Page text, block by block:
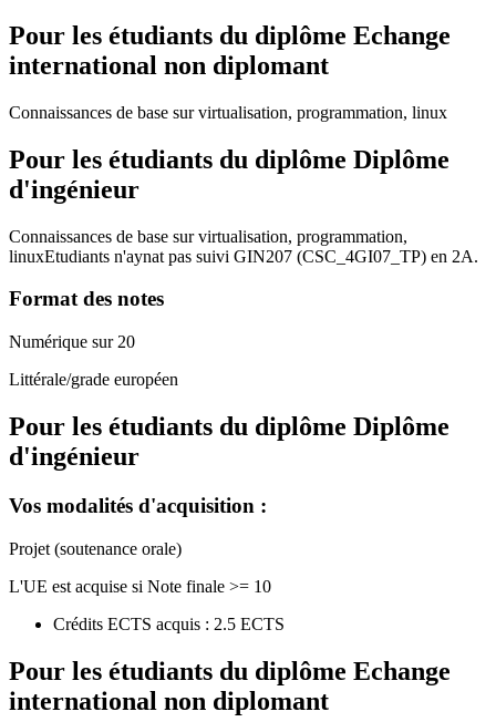
Pour les étudiants du diplôme Echange
international non diplomant
Connaissances de base sur virtualisation, programmation, linux
Pour les étudiants du diplôme Diplôme
d'ingénieur
Connaissances de base sur virtualisation, programmation,
linuxEtudiants n'aynat pas suivi GIN207 (CSC_4GI07_TP) en 2A.
Format des notes
Numérique sur 20
Littérale/grade européen
Pour les étudiants du diplôme Diplôme
d'ingénieur
Vos modalités d'acquisition :
Projet (soutenance orale)
L'UE est acquise si Note finale >= 10
Crédits ECTS acquis : 2.5 ECTS
Pour les étudiants du diplôme Echange
international non diplomant